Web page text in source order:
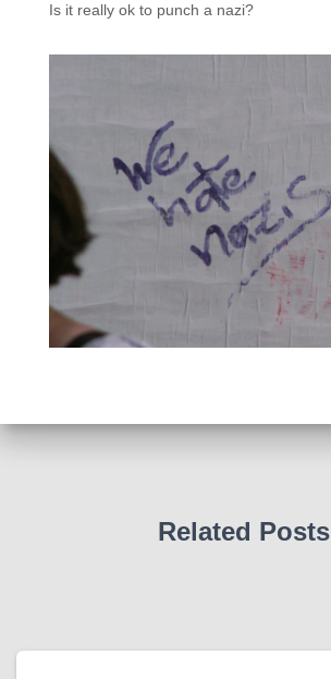
Is it really ok to punch a nazi?
Related Posts